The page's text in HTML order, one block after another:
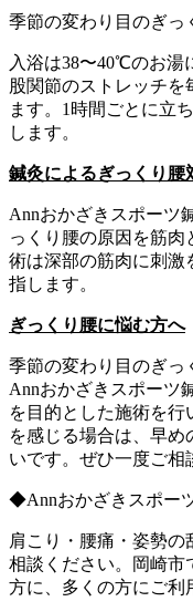
季節の変わり目のぎっ
入浴は38〜40℃のお湯
股関節のストレッチ
ます。1時間ごとに立
します。
鍼灸によるぎっくり腰
Annおかざきスポーツ
っくり腰の原因を筋
術は深部の筋肉に刺激
指します。
ぎっくり腰に悩む方へ
季節の変わり目のぎっ
Annおかざきスポーツ
を目的とした施術を
を感じる場合は、早め
いです。ぜひ一度ご相
◆Annおかざきスポー
肩こり・腰痛・姿勢
相談ください。岡崎市
方に、多くの方にご利